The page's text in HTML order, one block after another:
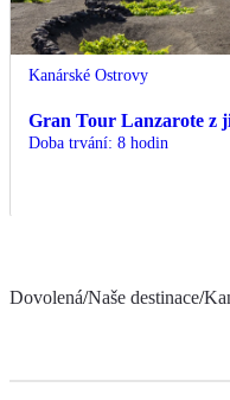
Kanárské Ostrovy
Gran Tour Lanzarote z
Doba trvání: 8 hodin
Dovolená/Naše destinace/